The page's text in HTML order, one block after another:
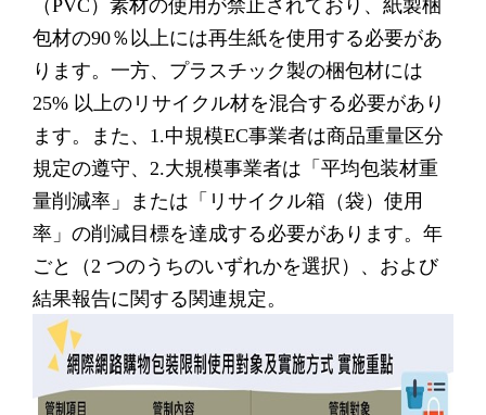
（PVC）素材の使用が禁止されており、紙製梱
包材の90％以上には再生紙を使用する必要があ
ります。一方、プラスチック製の梱包材には
25% 以上のリサイクル材を混合する必要があり
ます。また、1.中規模EC事業者は商品重量区分
規定の遵守、2.大規模事業者は「平均包装材重
量削減率」または「リサイクル箱（袋）使用
率」の削減目標を達成する必要があります。年
ごと（2 つのうちのいずれかを選択）、および
結果報告に関する関連規定。